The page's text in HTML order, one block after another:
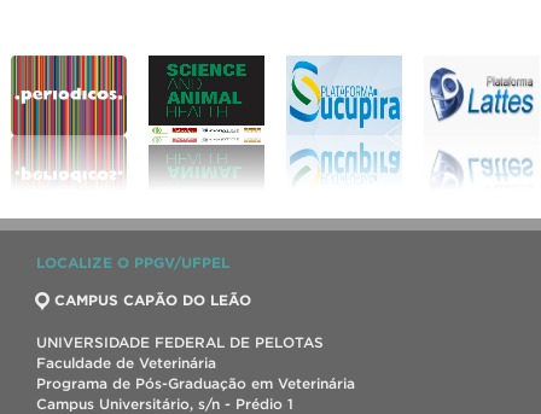
LOCALIZE O PPGV/UFPEL
CAMPUS CAPÃO DO LEÃO
UNIVERSIDADE FEDERAL DE PELOTAS
Faculdade de Veterinária
Programa de Pós-Graduação em Veterinária
Campus Universitário, s/n - Prédio 1